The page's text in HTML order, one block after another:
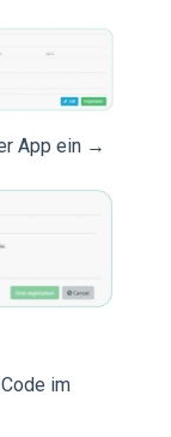
App ein →
im